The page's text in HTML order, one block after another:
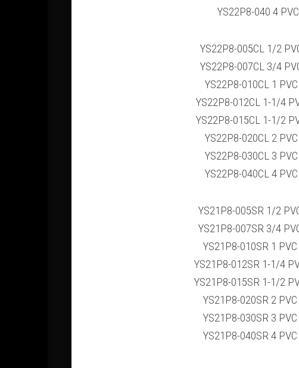
YS22P8-040 4
YS22P8-005CL 1/2
YS22P8-007CL 3/4
YS22P8-010CL 1
YS22P8-012CL 1-1/4
YS22P8-015CL 1-1/2
YS22P8-020CL 2
YS22P8-030CL 3
YS22P8-040CL 4
YS21P8-005SR 1/2
YS21P8-007SR 3/4
YS21P8-010SR 1
YS21P8-012SR 1-1/4
YS21P8-015SR 1-1/2
YS21P8-020SR 2
YS21P8-030SR 3
YS21P8-040SR 4